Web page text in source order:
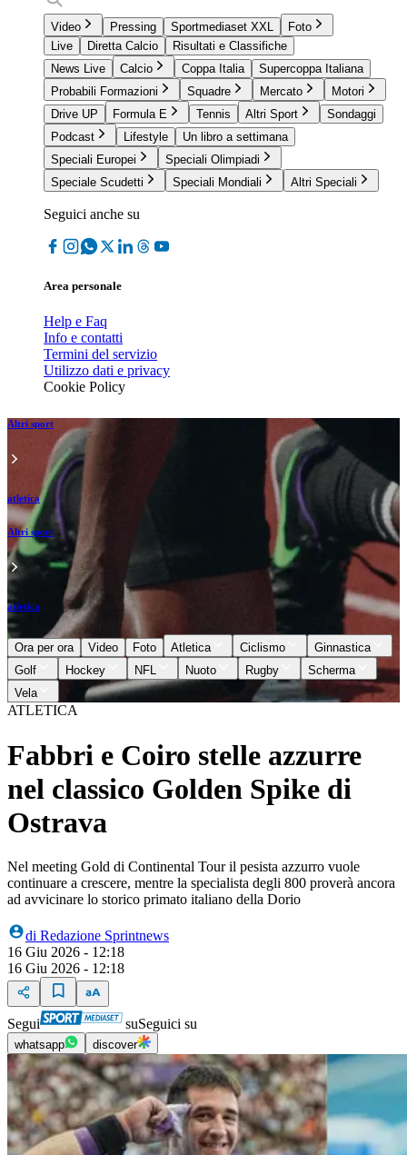
Video Pressing Sportmediaset XXL
Foto
Live
Diretta Calcio
Risultati e Classifiche
News Live
Calcio Coppa Italia
Supercoppa Italiana
Probabili Formazioni
Squadre Mercato
Motori
Drive UP
Formula E Tennis Altri Sport
Sondaggi
Podcast
Lifestyle
Un libro a settimana
Speciali Europei
Speciali Olimpiadi
Speciale Scudetti
Speciali Mondiali Altri Speciali
Seguici anche su
Area personale
Help e Faq
Info e contatti
Termini del servizio
Utilizzo dati e privacy
Cookie Policy
Altri sport
atletica
Altri sport
atletica
Ora per ora Video Foto Atletica Ciclismo
Ginnastica
Golf
Hockey NFL Nuoto Rugby
Scherma
Vela
ATLETICA
Fabbri e Coiro stelle azzurre
nel classico Golden Spike di
Ostrava
Nel meeting Gold di Continental Tour il pesista azzurro vuole
continuare a crescere, mentre la specialista degli 800 proverà ancora
ad avvicinare lo storico primato italiano della Dorio
di Redazione Sprintnews
16 Giu 2026 - 12:18
16 Giu 2026 - 12:18
Segui suSeguici su
whatsapp discover